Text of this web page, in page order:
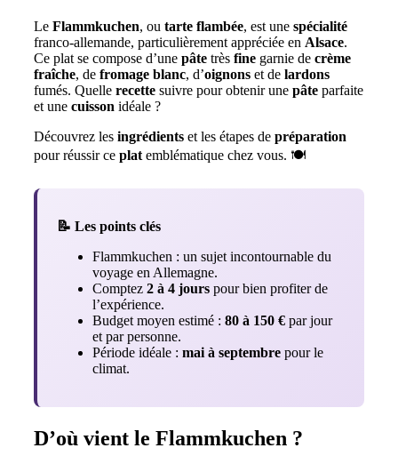
Le Flammkuchen, ou tarte flambée, est une spécialité
franco-allemande, particulièrement appréciée en Alsace.
Ce plat se compose d’une pâte très fine garnie de crème
fraîche, de fromage blanc, d’oignons et de lardons
fumés. Quelle recette suivre pour obtenir une pâte parfaite
et une cuisson idéale ?
Découvrez les ingrédients et les étapes de préparation
pour réussir ce plat emblématique chez vous. 🍽️
📝 Les points clés
Flammkuchen : un sujet incontournable du
voyage en Allemagne.
Comptez 2 à 4 jours pour bien profiter de
l’expérience.
Budget moyen estimé : 80 à 150 € par jour
et par personne.
Période idéale : mai à septembre pour le
climat.
D’où vient le Flammkuchen ?